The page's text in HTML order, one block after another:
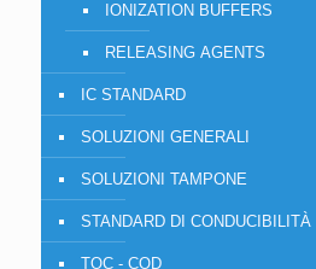
IONIZATION BUFFERS
RELEASING AGENTS
IC STANDARD
SOLUZIONI GENERALI
SOLUZIONI TAMPONE
STANDARD DI CONDUCIBILITÀ
TOC - COD